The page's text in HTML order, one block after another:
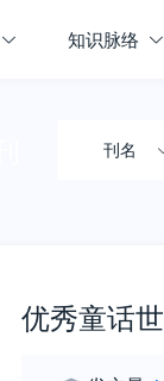
知识脉络
刊名
优秀童话